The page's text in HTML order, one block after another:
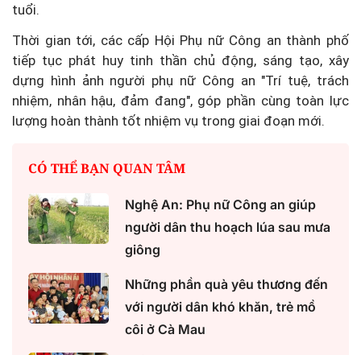
tuổi.
Thời gian tới, các cấp Hội Phụ nữ Công an thành phố
tiếp tục phát huy tinh thần chủ động, sáng tạo, xây
dựng hình ảnh người phụ nữ Công an "Trí tuệ, trách
nhiệm, nhân hậu, đảm đang", góp phần cùng toàn lực
lượng hoàn thành tốt nhiệm vụ trong giai đoạn mới.
CÓ THỂ BẠN QUAN TÂM
Nghệ An: Phụ nữ Công an giúp
người dân thu hoạch lúa sau mưa
giông
Những phần quà yêu thương đến
với người dân khó khăn, trẻ mồ
côi ở Cà Mau